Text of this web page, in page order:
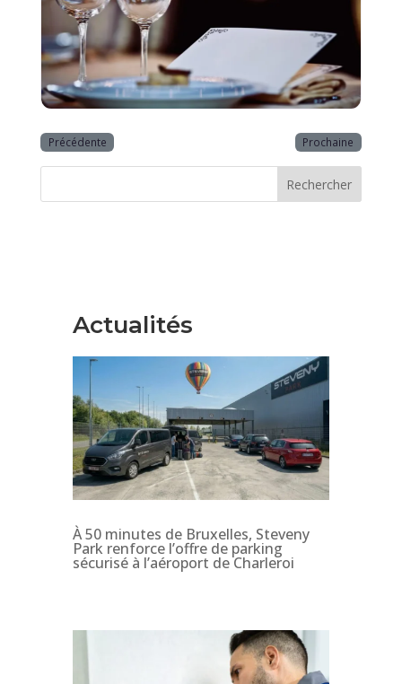
Précédente Prochaine
Rechercher
Actualités
À 50 minutes de Bruxelles, Steveny
Park renforce l’offre de parking
sécurisé à l’aéroport de Charleroi